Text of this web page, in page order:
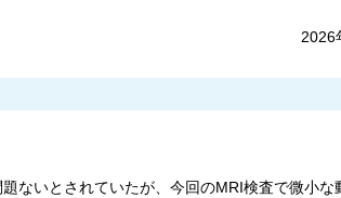
2026
ないとされていたが、今回のMRI検査で微小な